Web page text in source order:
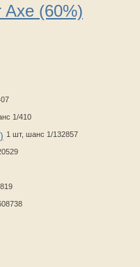
Axe (60%)
1/410
1 шт, шанс 1/132857